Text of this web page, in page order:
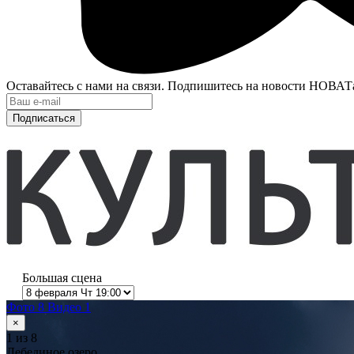
Оставайтесь с нами на связи. Подпишитесь на новости
Подписаться
Большая сцена
Фото 8 Видео 1
×
1 из 8